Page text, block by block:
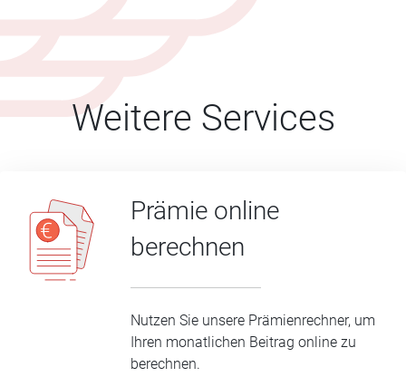
Weitere Services
Prämie online
berechnen
Nutzen Sie unsere Prämienrechner, um
Ihren monatlichen Beitrag online zu
berechnen.